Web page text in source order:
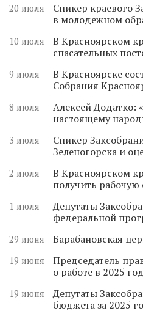
20 июля
Спикер краевого
в молодежном
10 июля
В Красноярском
спасательных
9 июля
В Красноярске
Собрания
8 июля
Алексей Додатко:
настоящему
3 июля
Спикер
Зеленогорска и
2 июля
В Красноярском
получить рабочую
1 июля
Депутаты
федеральной
29 июня Барабановская
19 июня
Председатель
о работе в 2025
19 июня
Депутаты
бюджета за 2025